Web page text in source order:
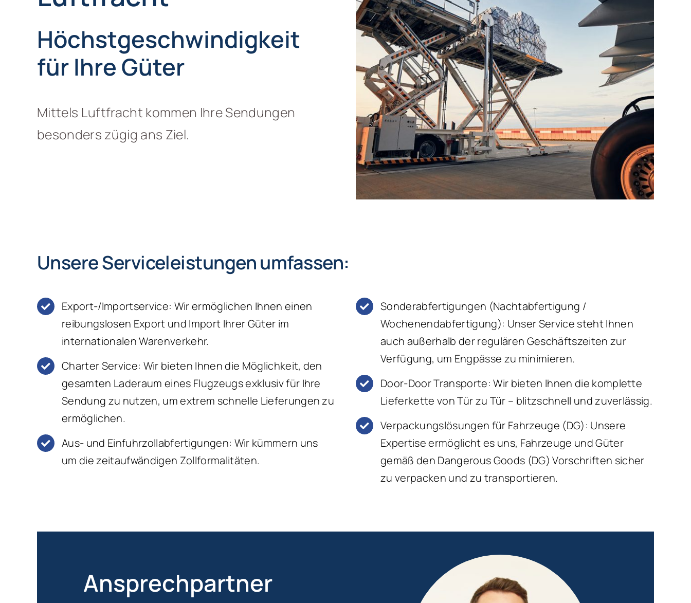
Höchst­geschwindig­keit
für Ihre Güter
Mittels Luftfracht kommen Ihre Sendungen
besonders zügig ans Ziel.
Unsere Serviceleistungen umfassen:
Export-/Importservice: Wir ermöglichen Ihnen einen
reibungslosen Export und Import Ihrer Güter im
internationalen Warenverkehr.
Charter Service: Wir bieten Ihnen die Möglichkeit, den
gesamten Laderaum eines Flugzeugs exklusiv für Ihre
Sendung zu nutzen, um extrem schnelle Lieferungen zu
ermöglichen.
Aus- und Einfuhrzollabfertigungen: Wir kümmern uns
um die zeitaufwändigen Zollformalitäten.
Sonderabfertigungen (Nachtabfertigung /
Wochenendabfertigung): Unser Service steht Ihnen
auch außerhalb der regulären Geschäftszeiten zur
Verfügung, um Engpässe zu minimieren.
Door-Door Transporte: Wir bieten Ihnen die komplette
Lieferkette von Tür zu Tür – blitzschnell und zuverlässig.
Verpackungslösungen für Fahrzeuge (DG): Unsere
Expertise ermöglicht es uns, Fahrzeuge und Güter
gemäß den Dangerous Goods (DG) Vorschriften sicher
zu verpacken und zu transportieren.
Ansprechpartner